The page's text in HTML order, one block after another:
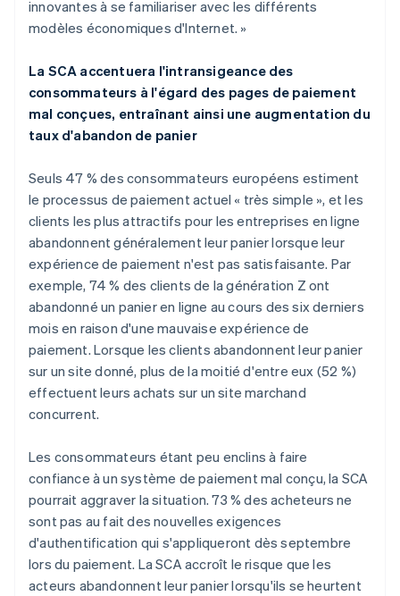
innovantes à se familiariser avec les différents
modèles économiques d'Internet. »
La SCA accentuera l'intransigeance des
consommateurs à l'égard des pages de paiement
mal conçues, entraînant ainsi une augmentation du
taux d'abandon de panier
Seuls 47 % des consommateurs européens estiment
le processus de paiement actuel « très simple », et les
clients les plus attractifs pour les entreprises en ligne
abandonnent généralement leur panier lorsque leur
expérience de paiement n'est pas satisfaisante. Par
exemple, 74 % des clients de la génération Z ont
abandonné un panier en ligne au cours des six derniers
mois en raison d'une mauvaise expérience de
paiement. Lorsque les clients abandonnent leur panier
sur un site donné, plus de la moitié d'entre eux (52 %)
effectuent leurs achats sur un site marchand
concurrent.
Les consommateurs étant peu enclins à faire
confiance à un système de paiement mal conçu, la SCA
pourrait aggraver la situation. 73 % des acheteurs ne
sont pas au fait des nouvelles exigences
d'authentification qui s'appliqueront dès septembre
lors du paiement. La SCA accroît le risque que les
acteurs abandonnent leur panier lorsqu'ils se heurtent
EspañolEnglish
Estonie
États-Unis
EnglishEspañol简体中文
Finlande
EnglishSvenska
France
Gibraltar
English
Grèce
English
Hongrie
English
Inde
English
Irlande
English
Italie
Italiano English
Japon
日本語 English
Liechtenstein
DeutschEnglish
Lituanie
English
Luxembourg
Français Deutsch English
Malaisie
English简体中文